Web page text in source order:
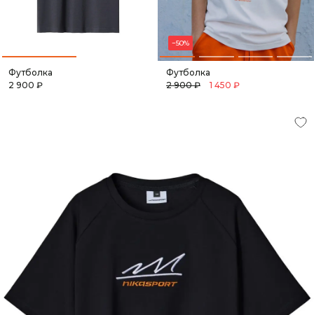
Футболка
2 900 ₽
−50%
Футболка
2 900 ₽
1 450 ₽
быстрый